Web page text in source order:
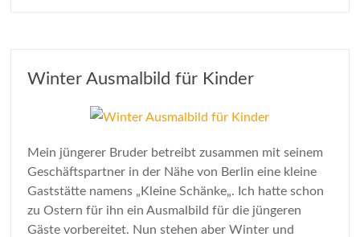
Winter Ausmalbild für Kinder
Mein jüngerer Bruder betreibt zusammen mit seinem
Geschäftspartner in der Nähe von Berlin eine kleine
Gaststätte namens „Kleine Schänke„. Ich hatte schon
zu Ostern für ihn ein Ausmalbild für die jüngeren
Gäste vorbereitet. Nun stehen aber Winter und